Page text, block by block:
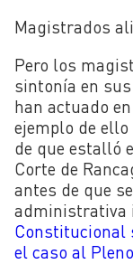
Magistrados
Pero los
sintonía en
han actuado
ejemplo de
de que estalló
Corte de
antes de que
administrativa
Constitucional
el caso al